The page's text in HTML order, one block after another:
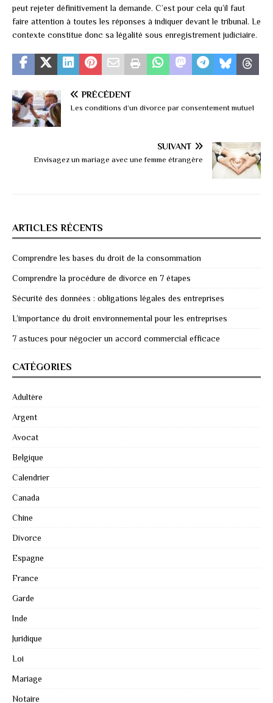
peut rejeter définitivement la demande. C’est pour cela qu’il faut
faire attention à toutes les réponses à indiquer devant le tribunal. Le
contexte constitue donc sa légalité sous enregistrement judiciaire.
PRÉCÉDENT
Les conditions d’un divorce par consentement mutuel
SUIVANT
Envisagez un mariage avec une femme étrangère
ARTICLES RÉCENTS
Comprendre les bases du droit de la consommation
Comprendre la procédure de divorce en 7 étapes
Sécurité des données : obligations légales des entreprises
L’importance du droit environnemental pour les entreprises
7 astuces pour négocier un accord commercial efficace
CATÉGORIES
Adultère
Argent
Avocat
Belgique
Calendrier
Canada
Chine
Divorce
Espagne
France
Garde
Inde
Juridique
Loi
Mariage
Notaire